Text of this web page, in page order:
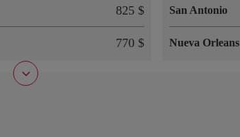
825 $
770 $
San Antonio
Nueva Orleans